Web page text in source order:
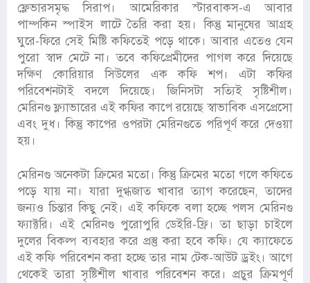
ফ্লেভারসমৃদ্ধ সিরাপ। আমেরিকার স্টারবাকস-এ আবার
পাম্পকিন স্পাইস লাটে তৈরি করা হয়। কিন্তু মানুষের আগ্রহ
ঘুরে-ফিরে সেই মিষ্টি কফিতেই পড়ে থাকে। আবার এতেও যেন
পুরো স্বাদ মেটে না। তবে কফিপ্রেমীদের পাগল করে দিয়েছে
দক্ষিণ কোরিয়ার সিউলের এক কফি শপ। এটা কফির
পরিবেশনটাই বদলে দিয়েছে। জিনিসটা সত্যিই সৃষ্টিশীল।
মেরিনগু ফ্ল্যাভারের এই কফির কাপে রয়েছে স্বাভাবিক এসপ্রেসো
এবং দুধ। কিন্তু কাপের ওপরটা মেরিনগুতে পরিপূর্ণ করে দেওয়া
হয়।
মেরিনগু অনেকটা ক্রিমের মতো। কিন্তু ক্রিমের মতো গলে কফিতে
পড়ে যায় না। যারা দুগ্ধজাত খাবার ত্যাগ করেছেন, তাদের
জন্যও চিন্তার কিছু নেই। এই কফিকে বলা হচ্ছে পলস মেরিনগু
ফ্যাক্টরি। এই মেরিনগু পুরোপুরি ডেইরি-ফ্রি। তা ছাড়া চাইলে
দুলের বিকল্প ব্যবহার করে প্রস্তু করা হবে কফি। যে ক্যাফেতে
এই কফি পরিবেশন করা হচ্ছে তার নাম টেক-আউট ড্রইং। আগে
থেকেই তারা সৃষ্টিশীল খাবার পরিবেশন করে। প্রচুর ক্রিমপূর্ণ